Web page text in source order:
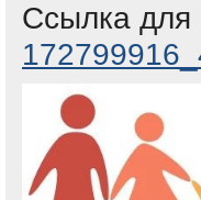
Ссылка для